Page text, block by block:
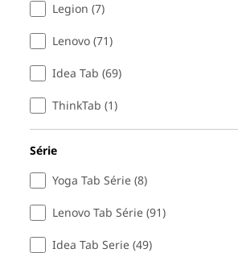
Legion (7)
Lenovo (71)
Idea Tab (69)
ThinkTab (1)
Série
Yoga Tab Série (8)
Lenovo Tab Série (91)
Idea Tab Serie (49)